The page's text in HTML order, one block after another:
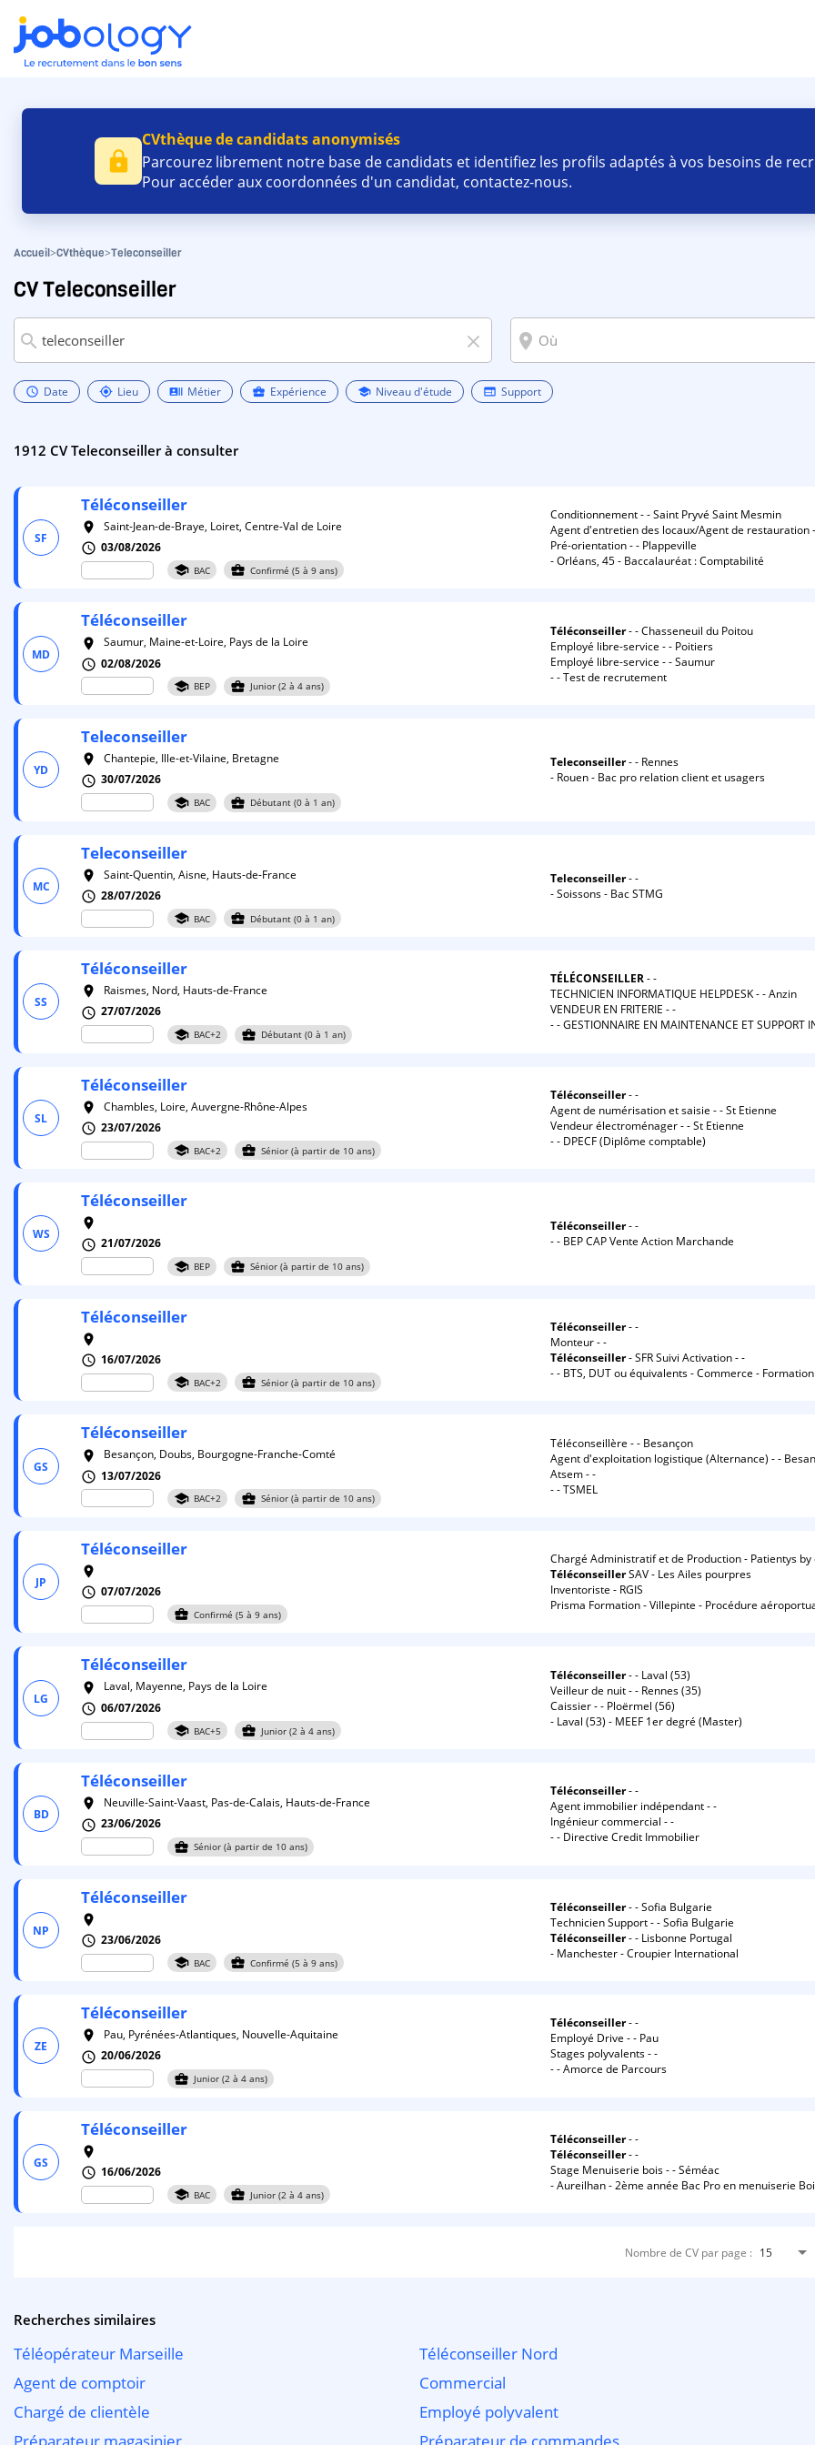
lock
CVthèque de candidats anonymisés
Parcourez librement notre base de candidats et identifiez les profils adaptés à vos besoins de
Pour accéder aux coordonnées d'un candidat, contactez-nous.
Accueil>CVthèque>Teleconseiller
CV Teleconseiller
search close room
schedule Date my_location Lieu recent_actors Métier business_center Expérience school Niveau d'étude web Support
1912 CV Teleconseiller à consulter
SF
Téléconseiller
room
Saint-Jean-de-Braye, Loiret, Centre-Val de Loire
schedule 03/08/2026
school BAC business_center Confirmé (5 à 9 ans)
Conditionnement - - Saint Pryvé Saint Mesmin
Agent d'entretien des locaux/Agent de restauration
Pré-orientation - - Plappeville
- Orléans, 45 - Baccalauréat : Comptabilité
MD
Téléconseiller
room
Saumur, Maine-et-Loire, Pays de la Loire
schedule 02/08/2026
school BEP business_center Junior (2 à 4 ans)
Téléconseiller- - Chasseneuil du Poitou
Employé libre-service - - Poitiers
Employé libre-service - - Saumur
- - Test de recrutement
YD
Teleconseiller
room
Chantepie, Ille-et-Vilaine, Bretagne
schedule 30/07/2026
school BAC business_center Débutant (0 à 1 an)
Teleconseiller- - Rennes
- Rouen - Bac pro relation client et usagers
MC
Teleconseiller
room
Saint-Quentin, Aisne, Hauts-de-France
schedule 28/07/2026
school BAC business_center Débutant (0 à 1 an)
Teleconseiller- -
- Soissons - Bac STMG
SS
Téléconseiller
room
Raismes, Nord, Hauts-de-France
schedule 27/07/2026
school BAC+2 business_center Débutant (0 à 1 an)
TÉLÉCONSEILLER- -
TECHNICIEN INFORMATIQUE HELPDESK - - Anzin
VENDEUR EN FRITERIE - -
- - GESTIONNAIRE EN MAINTENANCE ET SUPPORT
SL
Téléconseiller
room
Chambles, Loire, Auvergne-Rhône-Alpes
schedule 23/07/2026
school BAC+2 business_center Sénior (à partir de 10 ans)
Téléconseiller- -
Agent de numérisation et saisie - - St Etienne
Vendeur électroménager - - St Etienne
- - DPECF (Diplôme comptable)
WS
Téléconseiller
room
schedule 21/07/2026
school BEP business_center Sénior (à partir de 10 ans)
Téléconseiller- -
- - BEP CAP Vente Action Marchande
Téléconseiller
room
schedule 16/07/2026
school BAC+2 business_center Sénior (à partir de 10 ans)
Téléconseiller- -
Monteur - -
Téléconseiller- SFR Suivi Activation - -
- - BTS, DUT ou équivalents - Commerce -
GS
Téléconseiller
room
Besançon, Doubs, Bourgogne-Franche-Comté
schedule 13/07/2026
school BAC+2 business_center Sénior (à partir de 10 ans)
Téléconseillère - - Besançon
Agent d'exploitation logistique (Alternance) - -
Atsem - -
- - TSMEL
JP
Téléconseiller
room
schedule 07/07/2026
business_center Confirmé (5 à 9 ans)
Chargé Administratif et de Production - Patientys
TéléconseillerSAV - Les Ailes pourpres
Inventoriste - RGIS
Prisma Formation - Villepinte - Procédure
LG
Téléconseiller
room
Laval, Mayenne, Pays de la Loire
schedule 06/07/2026
school BAC+5 business_center Junior (2 à 4 ans)
Téléconseiller- - Laval (53)
Veilleur de nuit - - Rennes (35)
Caissier - - Ploërmel (56)
- Laval (53) - MEEF 1er degré (Master)
BD
Téléconseiller
room
Neuville-Saint-Vaast, Pas-de-Calais, Hauts-de-France
schedule 23/06/2026
business_center Sénior (à partir de 10 ans)
Téléconseiller- -
Agent immobilier indépendant - -
Ingénieur commercial - -
- - Directive Credit Immobilier
NP
Téléconseiller
room
schedule 23/06/2026
school BAC business_center Confirmé (5 à 9 ans)
Téléconseiller- - Sofia Bulgarie
Technicien Support - - Sofia Bulgarie
Téléconseiller- - Lisbonne Portugal
- Manchester - Croupier International
ZE
Téléconseiller
room
Pau, Pyrénées-Atlantiques, Nouvelle-Aquitaine
schedule 20/06/2026
business_center Junior (2 à 4 ans)
Téléconseiller- -
Employé Drive - - Pau
Stages polyvalents - -
- - Amorce de Parcours
GS
Téléconseiller
room
schedule 16/06/2026
school BAC business_center Junior (2 à 4 ans)
Téléconseiller- -
Téléconseiller- -
Stage Menuiserie bois - - Séméac
- Aureilhan - 2ème année Bac Pro en menuiserie
Nombre de CV par page : 15
Recherches similaires
Téléopérateur Marseille Téléconseiller Nord
Agent de comptoir
Commercial
Chargé de clientèle
Employé polyvalent